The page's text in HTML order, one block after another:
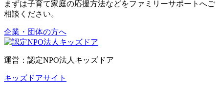
まずは子育て家庭の応援方法などをファミリーサポートへご
相談ください。
企業・団体の方へ
運営：認定NPO法人キッズドア
キッズドアサイト